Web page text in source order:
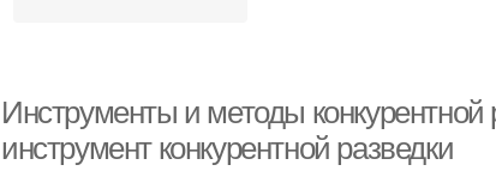
Инструменты и методы конкурентной
инструмент конкурентной разведки